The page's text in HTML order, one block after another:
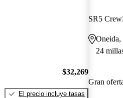
$32,269
El precio incluye tasas
SR5
24
Gran